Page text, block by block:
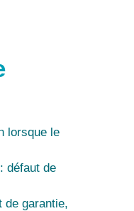
lorsque le
défaut de
de garantie,